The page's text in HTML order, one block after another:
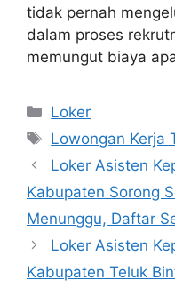
tidak pernah
dalam proses
memungut biaya
Kategori
Loker
Tag
Lowongan Kerja
Loker Asisten
Kabupaten Sorong
Menunggu, Daftar
Loker Asisten
Kabupaten Teluk